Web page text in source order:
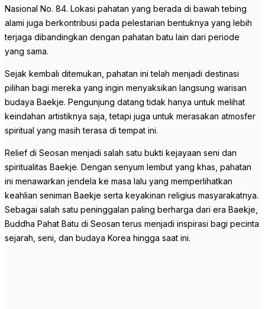
Nasional No. 84. Lokasi pahatan yang berada di bawah tebing
alami juga berkontribusi pada pelestarian bentuknya yang lebih
terjaga dibandingkan dengan pahatan batu lain dari periode
yang sama.
Sejak kembali ditemukan, pahatan ini telah menjadi destinasi
pilihan bagi mereka yang ingin menyaksikan langsung warisan
budaya Baekje. Pengunjung datang tidak hanya untuk melihat
keindahan artistiknya saja, tetapi juga untuk merasakan atmosfer
spiritual yang masih terasa di tempat ini.
Relief di Seosan menjadi salah satu bukti kejayaan seni dan
spiritualitas Baekje. Dengan senyum lembut yang khas, pahatan
ini menawarkan jendela ke masa lalu yang memperlihatkan
keahlian seniman Baekje serta keyakinan religius masyarakatnya.
Sebagai salah satu peninggalan paling berharga dari era Baekje,
Buddha Pahat Batu di Seosan terus menjadi inspirasi bagi pecinta
sejarah, seni, dan budaya Korea hingga saat ini.